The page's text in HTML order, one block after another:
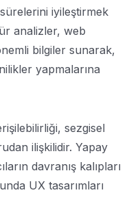
iyileştirmek
analizler, web
bilgiler sunarak,
yapmalarına
sezgisel
ilişkilidir. Yapay
davranış kalıpları
UX tasarımları